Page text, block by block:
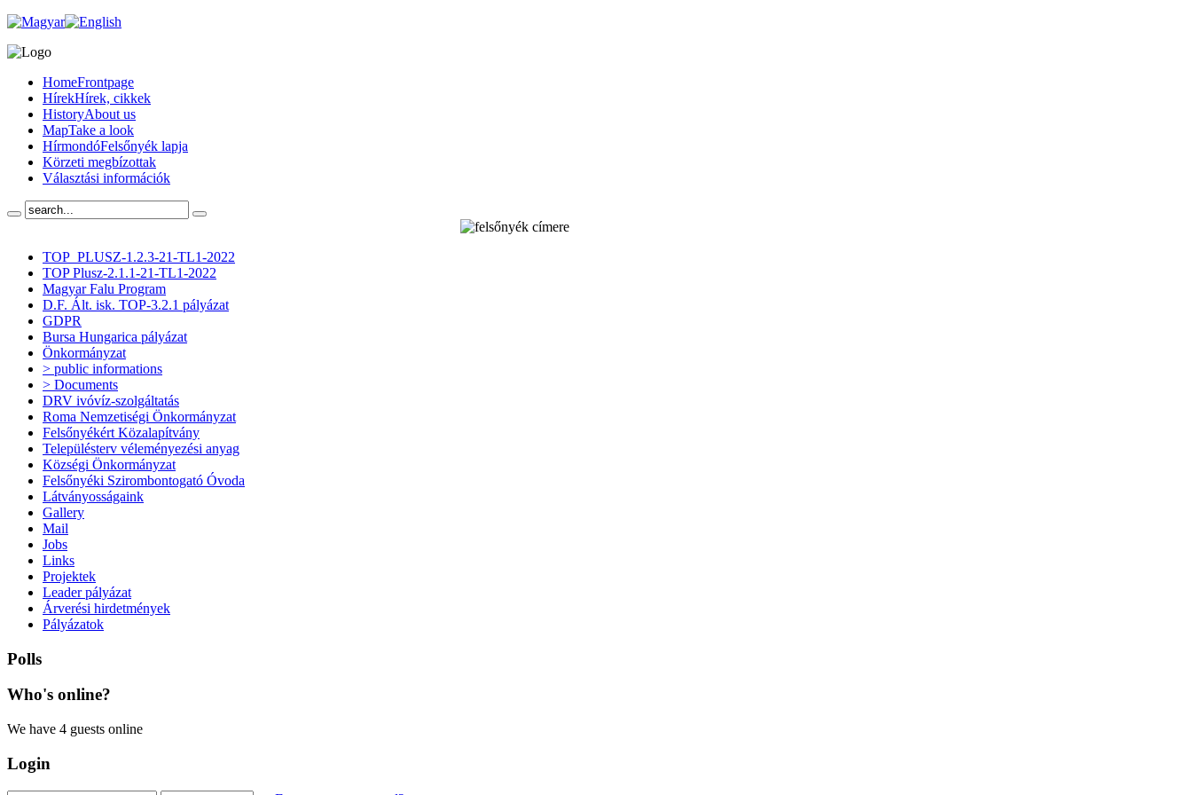
HomeFrontpage
HírekHírek, cikkek
HistoryAbout us
MapTake a look
HírmondóFelsőnyék lapja
Körzeti megbízottak
Választási információk
TOP_PLUSZ-1.2.3-21-TL1-2022
TOP Plusz-2.1.1-21-TL1-2022
Magyar Falu Program
D.F. Ált. isk. TOP-3.2.1 pályázat
GDPR
Bursa Hungarica pályázat
Önkormányzat
> public informations
> Documents
DRV ivóvíz-szolgáltatás
Roma Nemzetiségi Önkormányzat
Felsőnyékért Közalapítvány
Településterv véleményezési anyag
Községi Önkormányzat
Felsőnyéki Szirombontogató Óvoda
Látványosságaink
Gallery
Mail
Jobs
Links
Projektek
Leader pályázat
Árverési hirdetmények
Pályázatok
Polls
Who's online?
We have 4 guests online
Login